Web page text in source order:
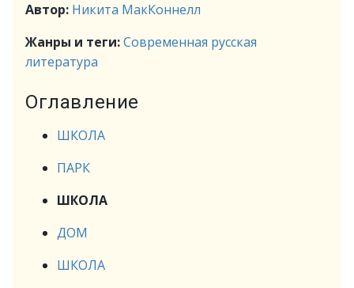
Автор: Никита МакКоннелл
Жанры и теги:Современная русская
литература
Оглавление
ШКОЛА
ПАРК
ШКОЛА
ДОМ
ШКОЛА